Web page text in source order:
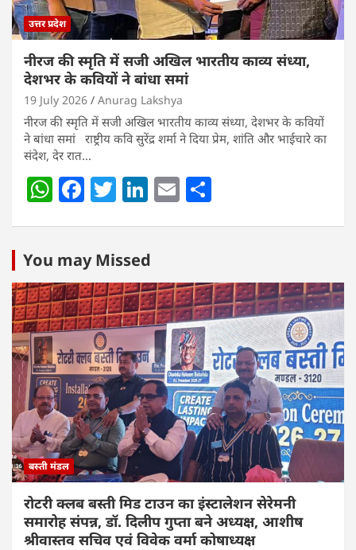
उत्तर प्रदेश
नीरज की स्मृति में सजी अखिल भारतीय काव्य संध्या,
देशभर के कवियों ने बांधा समां
19 July 2026 Anurag Lakshya
नीरज की स्मृति में सजी अखिल भारतीय काव्य संध्या, देशभर के कवियों
ने बांधा समां राष्ट्रीय कवि सुरेंद्र शर्मा ने दिया प्रेम, शांति और भाईचारे का
संदेश, देर रात…
W
s
A
p
p
F
e
b
o
o
k
T
er
Li
e
dI
n
E
You may Missed
बस्ती मंडल
रोटरी क्लब बस्ती मिड टाउन का इंस्टालेशन सेरेमनी
समारोह संपन्न, डॉ. दिलीप गुप्ता बने अध्यक्ष, आशीष
श्रीवास्तव सचिव एवं विवेक वर्मा कोषाध्यक्ष